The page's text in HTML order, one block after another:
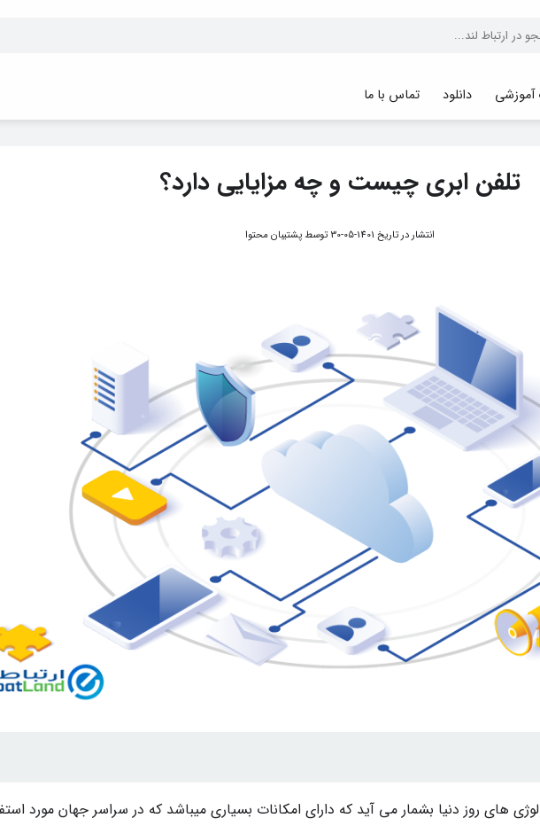
آموزشی دانلود تماس با ما
تلفن ابری چیست و چه مزایایی دارد؟
انتشار در تاریخ 1401-05-30 توسط پشتیبان محتوا
های روز دنیا بشمار می آید که دارای امکانات بسیاری میباشد که در سراسر جهان مورد